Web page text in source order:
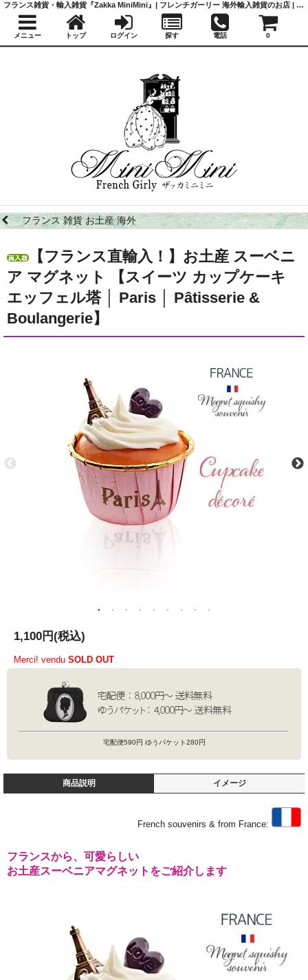
フランス 雑貨 お土産 海外
【フランス直輸入！】お土産 スーベニ
ア マグネット 【スイーツ カップケーキ
エッフェル塔 │ Paris │ Pâtisserie &
Boulangerie】
1,100円(税込)
Merci! vendu SOLD OUT
宅配便590円 ゆうパケット280円
商品説明 イメージ
French souvenirs & from France:
フランスから、可愛らしい
お土産スーベニアマグネットをご紹介します
フランス雑貨・輸入雑貨『Zakka MiniMini』| フレンチガーリー 海外輸入雑貨のお店 | かわいい雑貨 | 蚤の市 | アンティーク
メニュー トップ ログイン 探す 電話 0